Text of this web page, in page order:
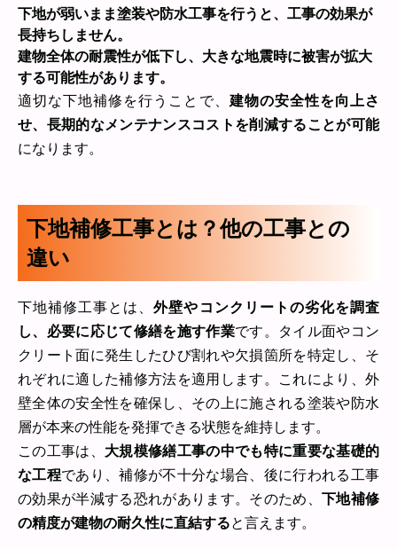
下地が弱いまま塗装や防水工事を行うと、工事の効果が
長持ちしません。
建物全体の耐震性が低下し、大きな地震時に被害が拡大
する可能性があります。
適切な下地補修を行うことで、 建物の安全性を向上さ
せ、長期的なメンテナンスコストを削減することが可能
になります。
下地補修工事とは？他の工事との
違い
下地補修工事とは、外壁やコンクリートの劣化を調査
し、必要に応じて修繕を施す作業です。タイル面やコン
クリート面に発生したひび割れや欠損箇所を特定し、そ
れぞれに適した補修方法を適用します。これにより、外
壁全体の安全性を確保し、その上に施される塗装や防水
層が本来の性能を発揮できる状態を維持します。
この工事は、 大規模修繕工事の中でも特に重要な基礎的
な工程であり、補修が不十分な場合、後に行われる工事
の効果が半減する恐れがあります。そのため、 下地補修
の精度が建物の耐久性に直結すると言えます。